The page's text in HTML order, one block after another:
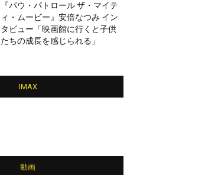
『パウ・パトロール ザ・マイテ
ィ・ムービー』安倍なつみ イン
タビュー「映画館に行くと子供
たちの成長を感じられる」
IMAX
動画